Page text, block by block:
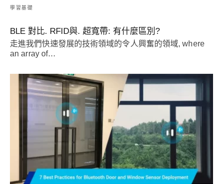
學習基礎
BLE 對比. RFID與. 超寬帶: 有什麼區別?
走進我們快速發展的技術領域的令人興奮的領域,where
an array of…